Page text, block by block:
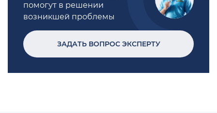
помогут в решении
возникшей проблемы
ЗАДАТЬ ВОПРОС ЭКСПЕРТУ